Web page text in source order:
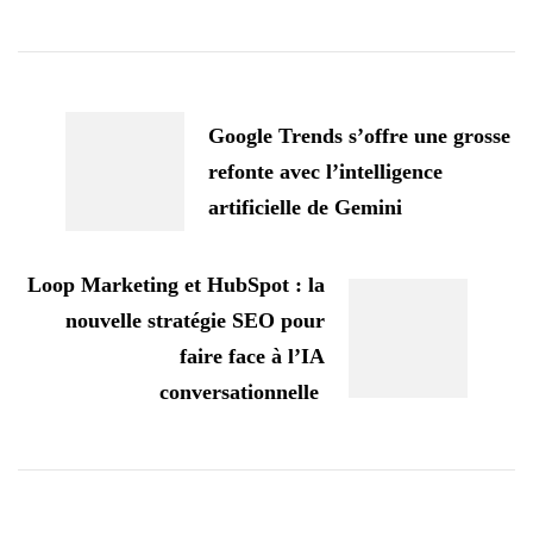
Google Trends s’offre une grosse
refonte avec l’intelligence
artificielle de Gemini
Loop Marketing et HubSpot : la
nouvelle stratégie SEO pour
faire face à l’IA
conversationnelle